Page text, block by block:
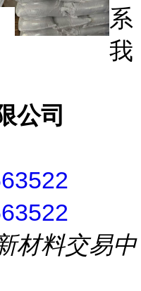
系
我
公司
材料交易中